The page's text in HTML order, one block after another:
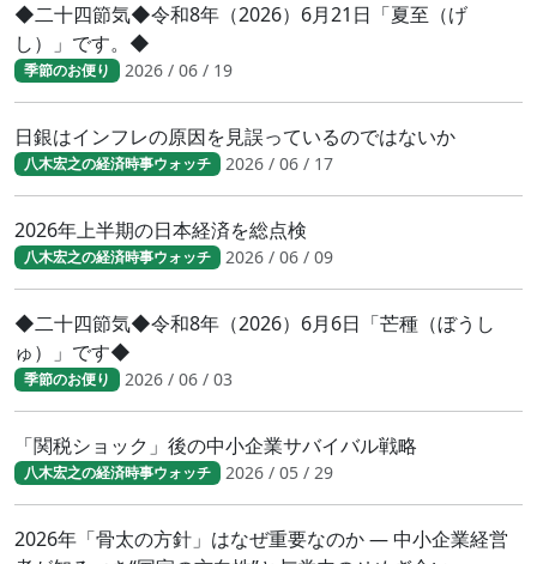
◆二十四節気◆令和8年（2026）6月21日「夏至（げ
し）」です。◆
季節のお便り 2026 / 06 / 19
日銀はインフレの原因を見誤っているのではないか
八木宏之の経済時事ウォッチ 2026 / 06 / 17
2026年上半期の日本経済を総点検
八木宏之の経済時事ウォッチ 2026 / 06 / 09
◆二十四節気◆令和8年（2026）6月6日「芒種（ぼうし
ゅ）」です◆
季節のお便り 2026 / 06 / 03
「関税ショック」後の中小企業サバイバル戦略
八木宏之の経済時事ウォッチ 2026 / 05 / 29
2026年「骨太の方針」はなぜ重要なのか ― 中小企業経営